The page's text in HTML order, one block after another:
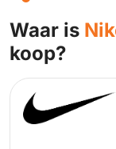
Waar is
koop?